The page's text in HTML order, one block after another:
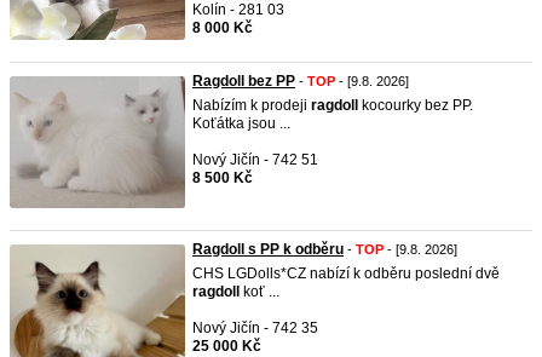
Kolín - 281 03
8 000 Kč
Ragdoll bez PP - TOP - [9.8. 2026]
Nabízím k prodeji ragdoll
kocourky bez PP.
Koťátka jsou ...
Nový Jičín - 742 51
8 500 Kč
Ragdoll s PP k odběru - TOP - [9.8. 2026]
CHS LGDolls*CZ nabízí k odběru poslední dvě
ragdoll
koť ...
Nový Jičín - 742 35
25 000 Kč